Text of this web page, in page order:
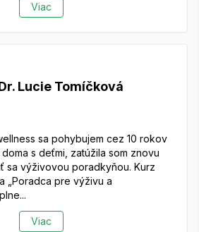
Viac
Lucie Tomíčková
sa pohybujem cez 10 rokov
s deťmi, zatúžila som znovu
sa výživovou poradkyňou. Kurz
„Poradca pre výživu a
Viac